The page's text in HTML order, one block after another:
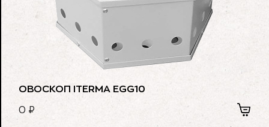
ОВОСКОП ITERMA EGG10
0 ₽